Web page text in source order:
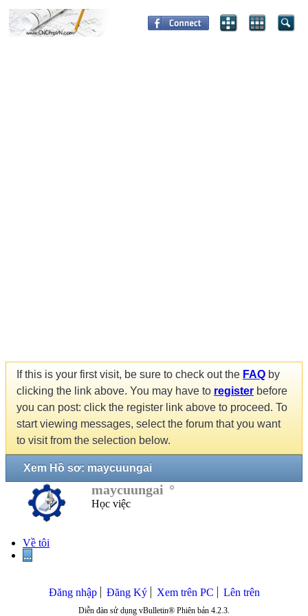
If this is your first visit, be sure to check out the FAQ by
clicking the link above. You may have to register before
you can post: click the register link above to proceed. To
start viewing messages, select the forum that you want
to visit from the selection below.
Xem Hồ sơ: maycuungai
maycuungai
Học việc
Về tôi
...
Đăng nhập Đăng Ký Xem trên PC Lên trên
Diễn đàn sử dụng vBulletin® Phiên bản 4.2.3.